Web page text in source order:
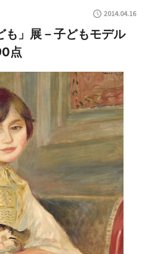
2014.04.16
も」展－子どもモデル
点